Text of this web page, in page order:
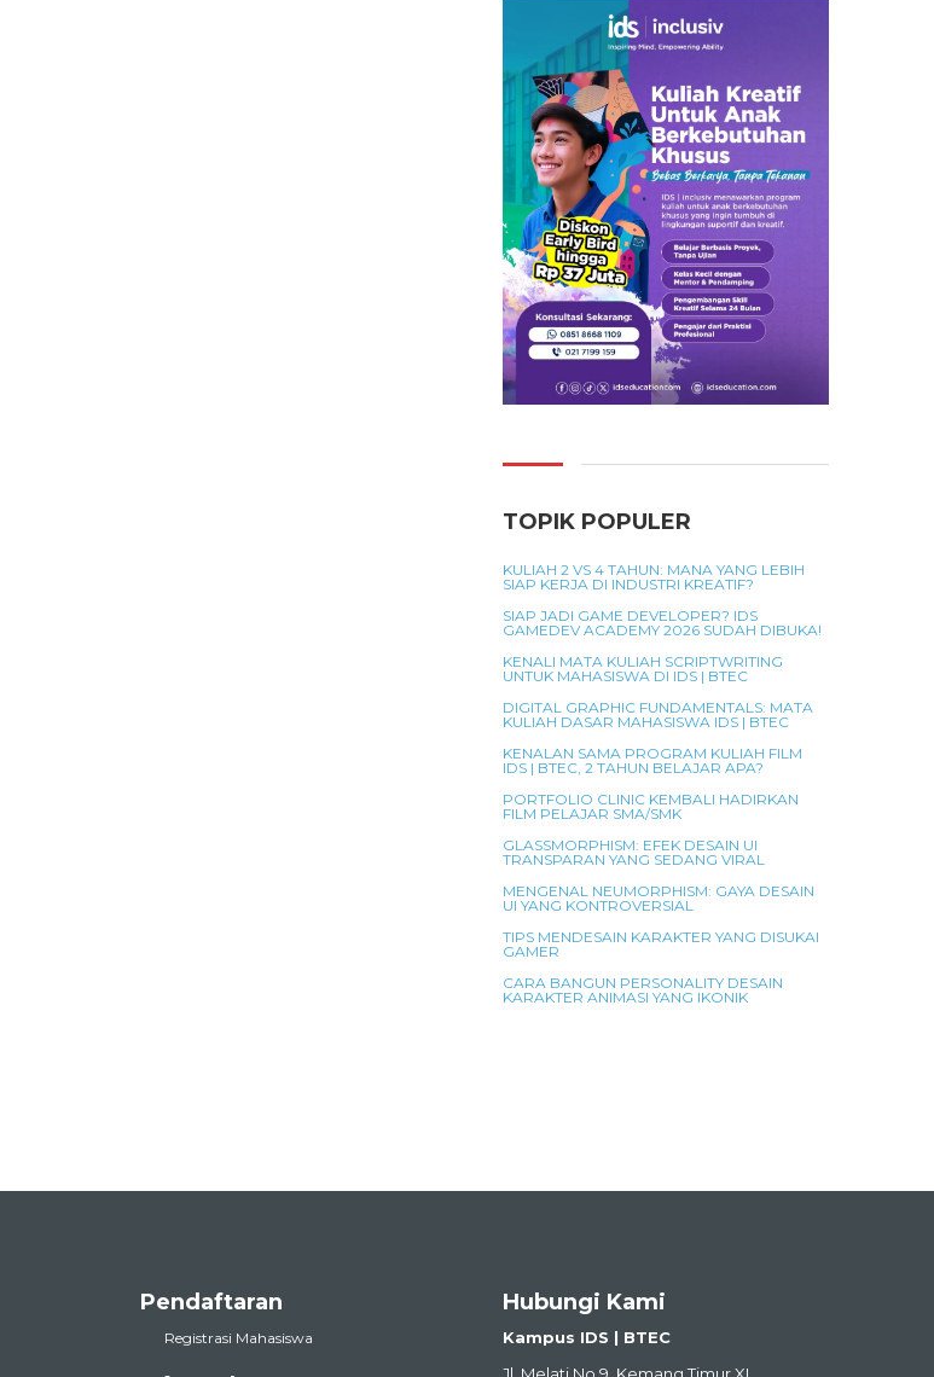
TOPIK POPULER
KULIAH 2 VS 4 TAHUN: MANA YANG LEBIH
SIAP KERJA DI INDUSTRI KREATIF?
SIAP JADI GAME DEVELOPER? IDS
GAMEDEV ACADEMY 2026 SUDAH DIBUKA!
KENALI MATA KULIAH SCRIPTWRITING
UNTUK MAHASISWA DI IDS | BTEC
DIGITAL GRAPHIC FUNDAMENTALS: MATA
KULIAH DASAR MAHASISWA IDS | BTEC
KENALAN SAMA PROGRAM KULIAH FILM
IDS | BTEC, 2 TAHUN BELAJAR APA?
PORTFOLIO CLINIC KEMBALI HADIRKAN
FILM PELAJAR SMA/SMK
GLASSMORPHISM: EFEK DESAIN UI
TRANSPARAN YANG SEDANG VIRAL
MENGENAL NEUMORPHISM: GAYA DESAIN
UI YANG KONTROVERSIAL
TIPS MENDESAIN KARAKTER YANG DISUKAI
GAMER
CARA BANGUN PERSONALITY DESAIN
KARAKTER ANIMASI YANG IKONIK
Pendaftaran
Registrasi Mahasiswa
Hubungi Kami
Kampus IDS | BTEC
Jl. Melati No.9, Kemang Timur XI,